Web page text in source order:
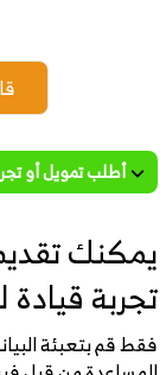
أطلب تمويل أو
يمكنك
تجربة
فقط قم بتعبئة